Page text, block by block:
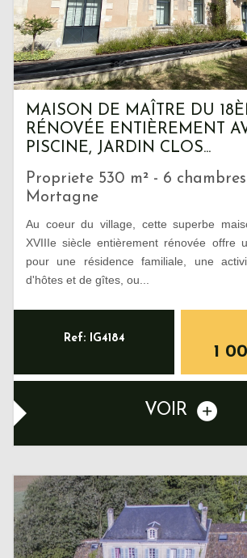
MAISON DE MAÎTRE DU
RÉNOVÉE ENTIÈREMENT
PISCINE, JARDIN CLOS...
Propriete 530 m² - 6
Mortagne
Au coeur du village, cette superbe
XVIIIe siècle entièrement rénovée offre
pour une résidence familiale, une
d'hôtes et de gîtes, ou...
Ref: IG4184
1
VOIR